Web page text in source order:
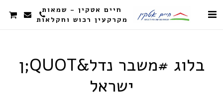
חיים אטקין - שמאות
מקרקעין רכוש וחקלאות
בלוג #משבר נדל&QUOT;ן
ישראל